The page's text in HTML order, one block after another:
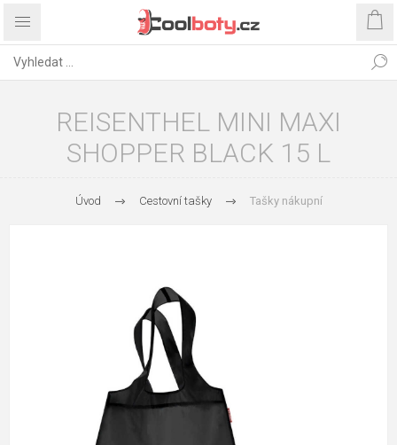
REISENTHEL MINI MAXI
SHOPPER BLACK 15 L
Úvod Cestovní tašky Tašky nákupní